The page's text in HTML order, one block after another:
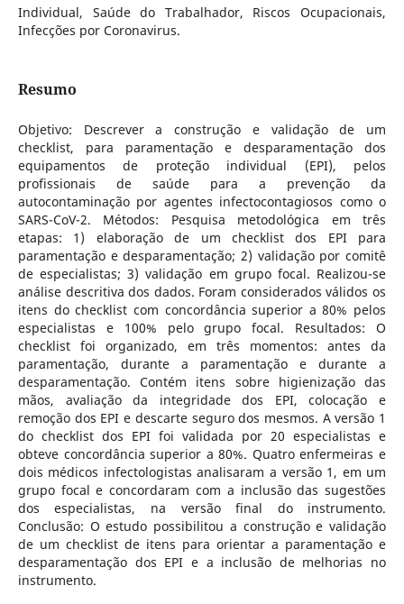
Individual, Saúde do Trabalhador, Riscos Ocupacionais,
Infecções por Coronavirus.
Resumo
Objetivo: Descrever a construção e validação de um
checklist, para paramentação e desparamentação dos
equipamentos de proteção individual (EPI), pelos
profissionais de saúde para a prevenção da
autocontaminação por agentes infectocontagiosos como o
SARS-CoV-2. Métodos: Pesquisa metodológica em três
etapas: 1) elaboração de um checklist dos EPI para
paramentação e desparamentação; 2) validação por comitê
de especialistas; 3) validação em grupo focal. Realizou-se
análise descritiva dos dados. Foram considerados válidos os
itens do checklist com concordância superior a 80% pelos
especialistas e 100% pelo grupo focal. Resultados: O
checklist foi organizado, em três momentos: antes da
paramentação, durante a paramentação e durante a
desparamentação. Contém itens sobre higienização das
mãos, avaliação da integridade dos EPI, colocação e
remoção dos EPI e descarte seguro dos mesmos. A versão 1
do checklist dos EPI foi validada por 20 especialistas e
obteve concordância superior a 80%. Quatro enfermeiras e
dois médicos infectologistas analisaram a versão 1, em um
grupo focal e concordaram com a inclusão das sugestões
dos especialistas, na versão final do instrumento.
Conclusão: O estudo possibilitou a construção e validação
de um checklist de itens para orientar a paramentação e
desparamentação dos EPI e a inclusão de melhorias no
instrumento.